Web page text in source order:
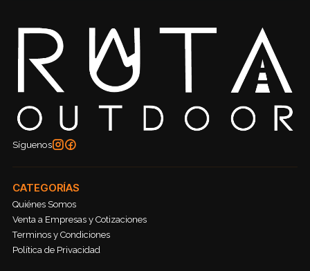
Síguenos
CATEGORÍAS
Quiénes Somos
Venta a Empresas y Cotizaciones
Terminos y Condiciones
Política de Privacidad